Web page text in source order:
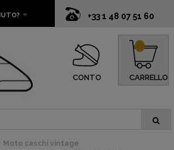
+33 1 48 07 51 60
CONTO CARRELLO
0
Moto caschi vintage